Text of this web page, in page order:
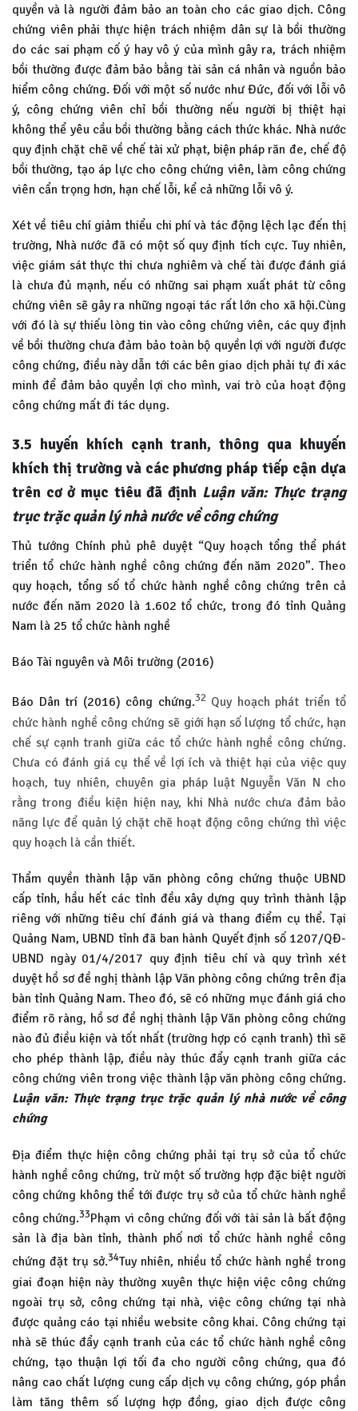
quyền và là người đảm bảo an toàn cho các giao dịch. Công
chứng viên phải thực hiện trách nhiệm dân sự là bồi thường
do các sai phạm cố ý hay vô ý của mình gây ra, trách nhiệm
bồi thường được đảm bảo bằng tài sản cá nhân và nguồn bảo
hiểm công chứng. Đối với một số nước như Đức, đối với lỗi vô
ý, công chứng viên chỉ bồi thường nếu người bị thiệt hại
không thể yêu cầu bồi thường bằng cách thức khác. Nhà nước
quy định chặt chẽ về chế tài xử phạt, biện pháp răn đe, chế độ
bồi thường, tạo áp lực cho công chứng viên, làm công chứng
viên cẩn trọng hơn, hạn chế lỗi, kể cả những lỗi vô ý.
Xét về tiêu chí giảm thiểu chi phí và tác động lệch lạc đến thị
trường, Nhà nước đã có một số quy định tích cực. Tuy nhiên,
việc giám sát thực thi chưa nghiêm và chế tài được đánh giá
là chưa đủ mạnh, nếu có những sai phạm xuất phát từ công
chứng viên sẽ gây ra những ngoại tác rất lớn cho xã hội.Cùng
với đó là sự thiếu lòng tin vào công chứng viên, các quy định
về bồi thường chưa đảm bảo toàn bộ quyền lợi với người được
công chứng, điều này dẫn tới các bên giao dịch phải tự đi xác
minh để đảm bảo quyền lợi cho mình, vai trò của hoạt động
công chứng mất đi tác dụng.
3.5 huyến khích cạnh tranh, thông qua khuyến
khích thị trường và các phương pháp tiếp cận dựa
trên cơ ở mục tiêu đã định Luận văn: Thực trạng
trục trặc quản lý nhà nước về công chứng
Thủ tướng Chính phủ phê duyệt “Quy hoạch tổng thể phát
triển tổ chức hành nghề công chứng đến năm 2020”. Theo
quy hoạch, tổng số tổ chức hành nghề công chứng trên cả
nước đến năm 2020 là 1.602 tổ chức, trong đó tỉnh Quảng
Nam là 25 tổ chức hành nghề
Báo Tài nguyên và Môi trường (2016)
Báo Dân trí (2016) công chứng.32Quy hoạch phát triển tổ
chức hành nghề công chứng sẽ giới hạn số lượng tổ chức, hạn
chế sự cạnh tranh giữa các tổ chức hành nghề công chứng.
Chưa có đánh giá cụ thể về lợi ích và thiệt hại của việc quy
hoạch, tuy nhiên, chuyên gia pháp luật Nguyễn Văn N cho
rằng trong điều kiện hiện nay, khi Nhà nước chưa đảm bảo
năng lực để quản lý chặt chẽ hoạt động công chứng thì việc
quy hoạch là cần thiết.
Thẩm quyền thành lập văn phòng công chứng thuộc UBND
cấp tỉnh, hầu hết các tỉnh đều xây dựng quy trình thành lập
riêng với những tiêu chí đánh giá và thang điểm cụ thể. Tại
Quảng Nam, UBND tỉnh đã ban hành Quyết định số 1207/QĐ-
UBND ngày 01/4/2017 quy định tiêu chí và quy trình xét
duyệt hồ sơ đề nghị thành lập Văn phòng công chứng trên địa
bàn tỉnh Quảng Nam. Theo đó, sẽ có những mục đánh giá cho
điểm rõ ràng, hồ sơ đề nghị thành lập Văn phòng công chứng
nào đủ điều kiện và tốt nhất (trường hợp có cạnh tranh) thì sẽ
cho phép thành lập, điều này thúc đẩy cạnh tranh giữa các
công chứng viên trong việc thành lập văn phòng công chứng.
Luận văn: Thực trạng trục trặc quản lý nhà nước về công
chứng
Địa điểm thực hiện công chứng phải tại trụ sở của tổ chức
hành nghề công chứng, trừ một số trường hợp đặc biệt người
công chứng không thể tới được trụ sở của tổ chức hành nghề
công chứng.33Phạm vi công chứng đối với tài sản là bất động
sản là địa bàn tỉnh, thành phố nơi tổ chức hành nghề công
chứng đặt trụ sở.34Tuy nhiên, nhiều tổ chức hành nghề trong
giai đoạn hiện này thường xuyên thực hiện việc công chứng
ngoài trụ sở, công chứng tại nhà, việc công chứng tại nhà
được quảng cáo tại nhiều website công khai. Công chứng tại
nhà sẽ thúc đẩy cạnh tranh của các tổ chức hành nghề công
chứng, tạo thuận lợi tối đa cho người công chứng, qua đó
nâng cao chất lượng cung cấp dịch vụ công chứng, góp phần
làm tăng thêm số lượng hợp đồng, giao dịch được công